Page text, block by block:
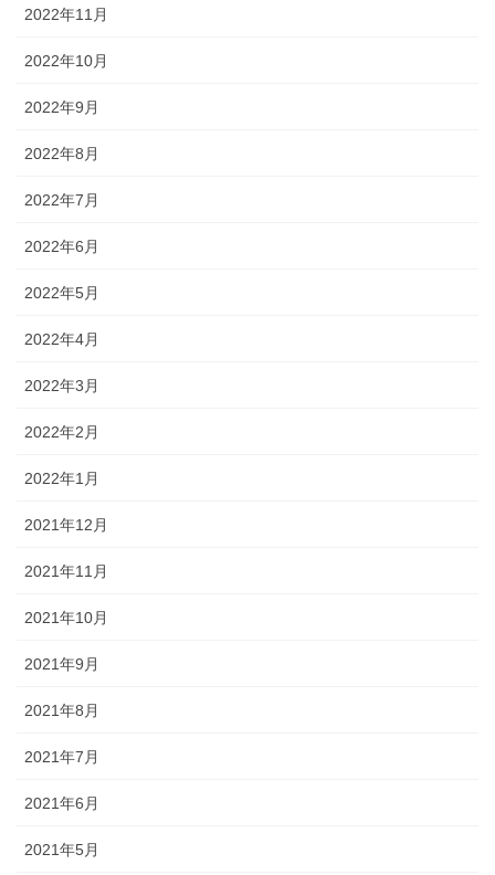
2022年11月
2022年10月
2022年9月
2022年8月
2022年7月
2022年6月
2022年5月
2022年4月
2022年3月
2022年2月
2022年1月
2021年12月
2021年11月
2021年10月
2021年9月
2021年8月
2021年7月
2021年6月
2021年5月